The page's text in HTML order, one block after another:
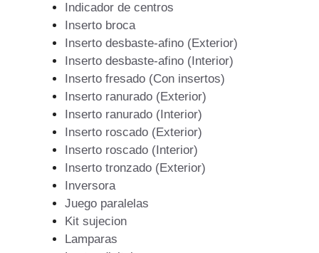
Indicador de centros
Inserto broca
Inserto desbaste-afino (Exterior)
Inserto desbaste-afino (Interior)
Inserto fresado (Con insertos)
Inserto ranurado (Exterior)
Inserto ranurado (Interior)
Inserto roscado (Exterior)
Inserto roscado (Interior)
Inserto tronzado (Exterior)
Inversora
Juego paralelas
Kit sujecion
Lamparas